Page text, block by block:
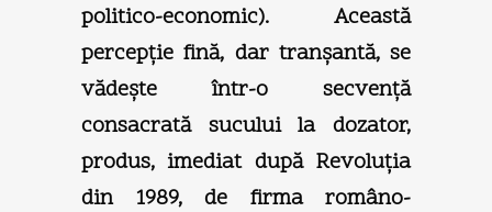
politico-economic). Această
percepţie fină, dar tranşantă, se
vădeşte într-o secvenţă
consacrată sucului la dozator,
produs, imediat după Revoluţia
din 1989, de firma româno-